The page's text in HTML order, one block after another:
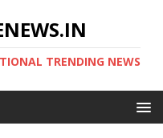
TRENDING NEWS